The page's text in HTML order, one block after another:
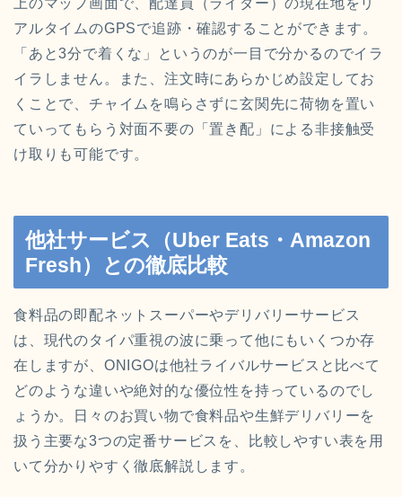
上のマップ画面で、配達員（ライダー）の現在地をリ
アルタイムのGPSで追跡・確認することができます。
「あと3分で着くな」というのが一目で分かるのでイラ
イラしません。また、注文時にあらかじめ設定してお
くことで、チャイムを鳴らさずに玄関先に荷物を置い
ていってもらう対面不要の「置き配」による非接触受
け取りも可能です。
他社サービス（Uber Eats・Amazon
Fresh）との徹底比較
食料品の即配ネットスーパーやデリバリーサービス
は、現代のタイパ重視の波に乗って他にもいくつか存
在しますが、ONIGOは他社ライバルサービスと比べて
どのような違いや絶対的な優位性を持っているのでし
ょうか。日々のお買い物で食料品や生鮮デリバリーを
扱う主要な3つの定番サービスを、比較しやすい表を用
いて分かりやすく徹底解説します。